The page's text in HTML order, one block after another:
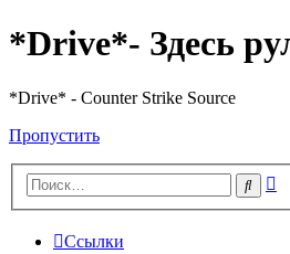
*Drive*- Здесь
*Drive* - Counter Strike Source
Пропустить
Поиск
Ссылки